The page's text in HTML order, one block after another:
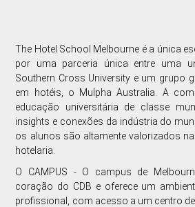
The Hotel School Melbourne é a única
por uma parceria única entre uma
Southern Cross University e um grupo
em hotéis, o Mulpha Australia. A
educação universitária de classe
insights e conexões da indústria do
os alunos são altamente valorizados
hotelaria.
O CAMPUS - O campus de
coração do CDB e oferece um
profissional, com acesso a um centro